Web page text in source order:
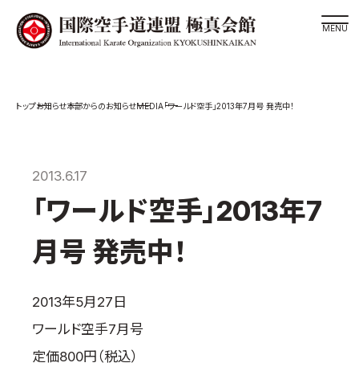
大山倍達総裁 紹介
松井章奎館長 紹介
極真の歴史
お知らせ本部からのお知らせMEDIA「ワールド空手」2013年7月号 発売中！
2013.6.17
「ワールド空手」2013年7
月号 発売中！
2013年5月27日
ワールド空手7月号
定価800円（税込）